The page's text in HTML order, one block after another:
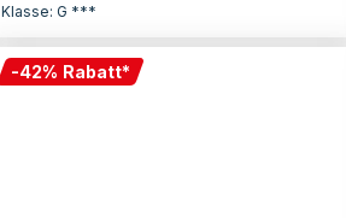
Klasse: G ***
-42% Rabatt*